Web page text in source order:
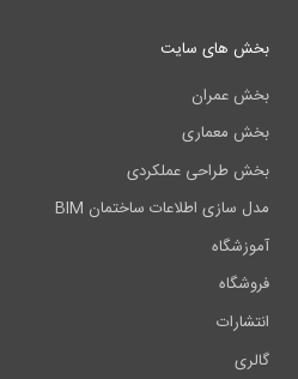
بخش های سایت
بخش عمران
بخش معماری
بخش طراحی عملکردی
مدل سازی اطلاعات ساختمان BIM
آموزشگاه
فروشگاه
انتشارات
گالری